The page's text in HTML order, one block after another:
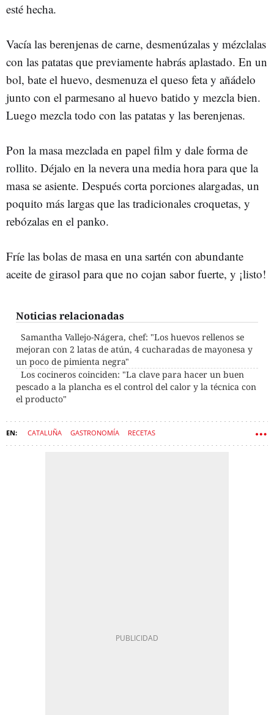
esté hecha.
Vacía las berenjenas de carne, desmenúzalas y mézclalas
con las patatas que previamente habrás aplastado. En un
bol, bate el huevo, desmenuza el queso feta y añádelo
junto con el parmesano al huevo batido y mezcla bien.
Luego mezcla todo con las patatas y las berenjenas.
Pon la masa mezclada en papel film y dale forma de
rollito. Déjalo en la nevera una media hora para que la
masa se asiente. Después corta porciones alargadas, un
poquito más largas que las tradicionales croquetas, y
rebózalas en el panko.
Fríe las bolas de masa en una sartén con abundante
aceite de girasol para que no cojan sabor fuerte, y ¡listo!
Noticias relacionadas
Samantha Vallejo-Nágera, chef: "Los huevos rellenos se
mejoran con 2 latas de atún, 4 cucharadas de mayonesa y
un poco de pimienta negra"
Los cocineros coinciden: "La clave para hacer un buen
pescado a la plancha es el control del calor y la técnica con
el producto"
CATALUÑA GASTRONOMÍA RECETAS